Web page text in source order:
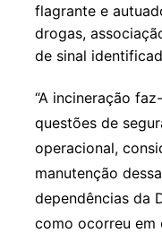
flagrante e
drogas,
de sinal
“A incineração
questões de
operacional,
manutenção
dependências da
como ocorreu em